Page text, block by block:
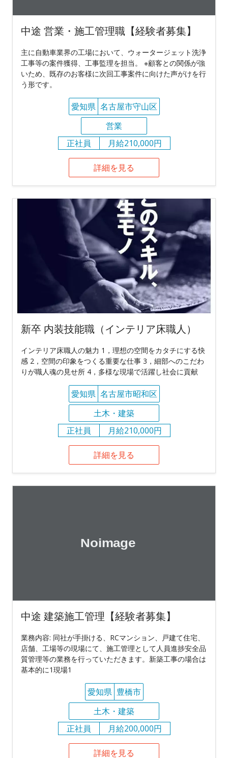
中途 営業・施工管理職【経験者募集】
主に自動車業界の工場において、ウォータージェット洗浄
工事等の案件獲得、工事監理を担当。 ※顧客との関係が強
いため、既存のお客様に次回工事案件に向けた声がけを行
う形です。
愛知県 名古屋市守山区
営業
正社員
月給210,000円
詳細を見る
新卒 内装技能職（インテリア床職人）
インテリア床職人の魅力 1，理想の空間をカタチにする快
感 2，空間の印象をつくる重要な仕事 3，細部へのこだわ
りが職人魂の見せ所 4，多様な現場で活躍し社会に貢献
愛知県 名古屋市昭和区
土木・建築
正社員
月給210,000円
詳細を見る
中途 建築施工管理【経験者募集】
業務内容: 同社が手掛ける、RCマンション、戸建て住宅、
店舗、工場等の現場にて、施工管理として人員進捗安全品
質管理等の業務を行っていただきます。新築工事の場合は
基本的に1現場1
愛知県 豊橋市
土木・建築
正社員
月給200,000円
詳細を見る